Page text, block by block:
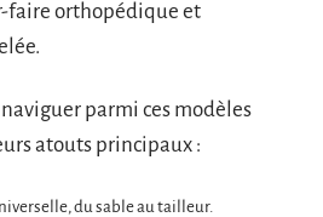
faire orthopédique et
parmi ces modèles
atouts principaux :
du sable au tailleur.